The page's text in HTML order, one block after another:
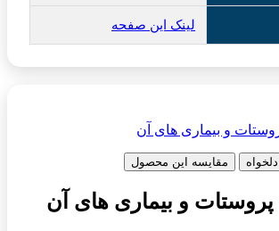
لینک این صفحه
مقایسه این محصول
پروستات و بیماری های آن